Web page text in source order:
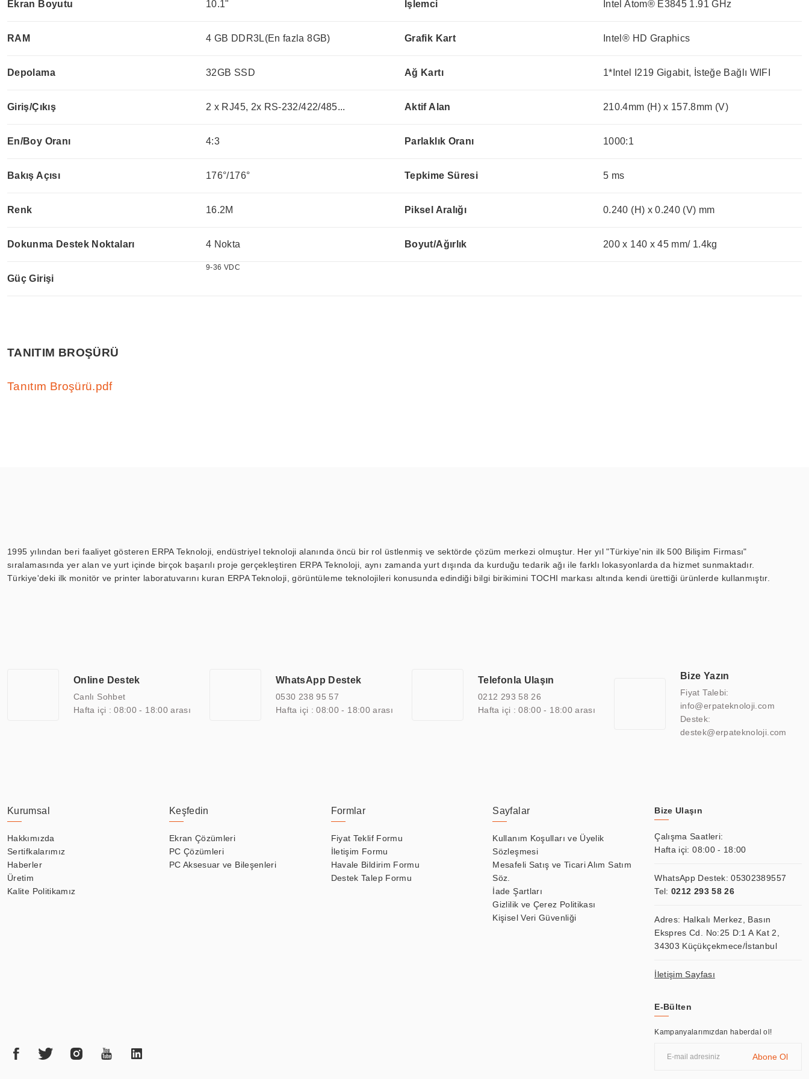
Ekran Boyutu 10.1" İşlemci Intel Atom® E3845 1.91 GHz
RAM 4 GB DDR3L(En fazla 8GB) Grafik Kart Intel® HD Graphics
Depolama 32GB SSD Ağ Kartı 1*Intel I219 Gigabit, İsteğe Bağlı WIFI
Giriş/Çıkış 2 x RJ45, 2x RS-232/422/485... Aktif Alan 210.4mm (H) x 157.8mm (V)
En/Boy Oranı 4:3 Parlaklık Oranı 1000:1
Bakış Açısı 176°/176° Tepkime Süresi 5 ms
Renk 16.2M Piksel Aralığı 0.240 (H) x 0.240 (V) mm
Dokunma Destek Noktaları 4 Nokta Boyut/Ağırlık 200 x 140 x 45 mm/ 1.4kg
Güç Girişi
9-36 VDC
TANITIM BROŞÜRÜ
Tanıtım Broşürü.pdf
1995 yılından beri faaliyet gösteren ERPA Teknoloji, endüstriyel teknoloji alanında öncü bir rol üstlenmiş ve sektörde çözüm merkezi olmuştur. Her yıl "Türkiye'nin ilk 500 Bilişim Firması"
sıralamasında yer alan ve yurt içinde birçok başarılı proje gerçekleştiren ERPA Teknoloji, aynı zamanda yurt dışında da kurduğu tedarik ağı ile farklı lokasyonlarda da hizmet sunmaktadır.
Türkiye'deki ilk monitör ve printer laboratuvarını kuran ERPA Teknoloji, görüntüleme teknolojileri konusunda edindiği bilgi birikimini TOCHI markası altında kendi ürettiği ürünlerde kullanmıştır.
arasında yer almaktadır. ERPA Teknoloji, uluslararası standartlarda kalite belgelerine ve sertifikalara sahip olup, etik değerlere bağlı bir şekilde hareket etmektedir. Kaliteli ekipmanı, uzman kadroları,
yılların getirdiği bilgi ve tecrübe ile birleştiren ERPA Teknoloji, özel çözümleri ile iş ortaklarının öne çıkmasına ve sürekli gelişimine katkı sağlamaktadır.
Online Destek
Canlı Sohbet
Hafta içi : 08:00 - 18:00 arası
WhatsApp Destek
0530 238 95 57
Hafta içi : 08:00 - 18:00 arası
Telefonla Ulaşın
0212 293 58 26
Hafta içi : 08:00 - 18:00 arası
Bize Yazın
Fiyat Talebi:
info@erpateknoloji.com
Destek:
destek@erpateknoloji.com
Kurumsal
Hakkımızda
Sertifkalarımız
Haberler
Üretim
Kalite Politikamız
Keşfedin
Ekran Çözümleri
PC Çözümleri
PC Aksesuar ve Bileşenleri
Formlar
Fiyat Teklif Formu
İletişim Formu
Havale Bildirim Formu
Destek Talep Formu
Sayfalar
Kullanım Koşulları ve Üyelik
Sözleşmesi
Mesafeli Satış ve Ticari Alım Satım
Söz.
İade Şartları
Gizlilik ve Çerez Politikası
Kişisel Veri Güvenliği
Bize Ulaşın
Çalışma Saatleri:
Hafta içi: 08:00 - 18:00
WhatsApp Destek:05302389557
Tel: 0212 293 58 26
Adres: Halkalı Merkez, Basın
Ekspres Cd. No:25 D:1 A Kat 2,
34303 Küçükçekmece/İstanbul
İletişim Sayfası
E-Bülten
Kampanyalarımızdan haberdal ol!
Abone Ol